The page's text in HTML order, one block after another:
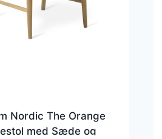
Nordic The Orange
med Sæde og